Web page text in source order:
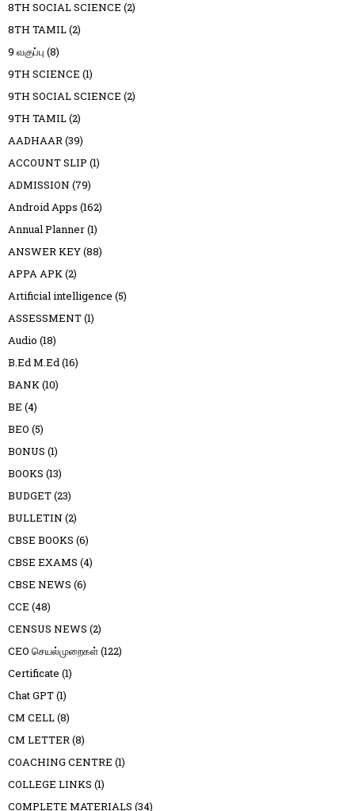
8TH SOCIAL SCIENCE (2)
8TH TAMIL(2)
9 வகுப்பு (8)
9TH SCIENCE (1)
9TH SOCIAL SCIENCE (2)
9TH TAMIL(2)
AADHAAR(39)
ACCOUNT SLIP (1)
ADMISSION (79)
Android Apps (162)
Annual Planner(1)
ANSWER KEY(88)
APPA APK(2)
Artificial intelligence (5)
ASSESSMENT(1)
Audio (18)
B.Ed M.Ed(16)
BANK(10)
BE (4)
BEO (5)
BONUS (1)
BOOKS (13)
BUDGET(23)
BULLETIN (2)
CBSE BOOKS (6)
CBSE EXAMS (4)
CBSE NEWS (6)
CCE (48)
CENSUS NEWS (2)
CEO செயல்முறைகள்(122)
Certificate (1)
Chat GPT(1)
CM CELL(8)
CM LETTER(8)
COACHING CENTRE (1)
COLLEGE LINKS (1)
COMPLETE MATERIALS (34)